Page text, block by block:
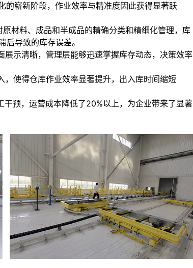
的崭新阶段，作业效率与精准度因此获得显著跃
材料、成品和半成品的精确分类和精细化管理，库
导致的库存误差。
示清晰，管理层能够迅速掌握库存动态，决策效率
使得仓库作业效率显著提升，出入库时间缩短
预，运营成本降低了20%以上，为企业带来了显著